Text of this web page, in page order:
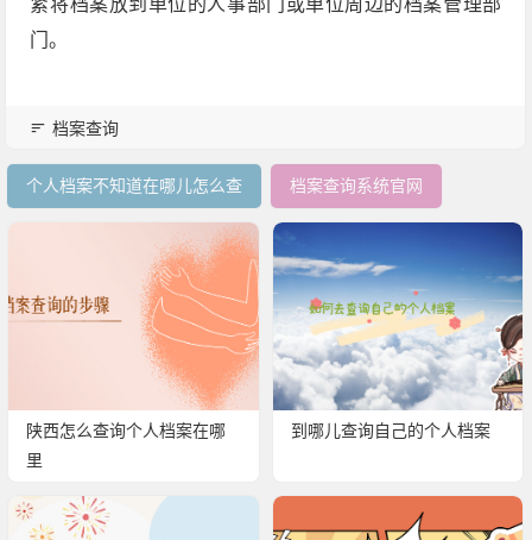
紧将档案放到单位的人事部门或单位周边的档案管理部
门。
档案查询
个人档案不知道在哪儿怎么查 档案查询系统官网
陕西怎么查询个人档案在哪
里
到哪儿查询自己的个人档案